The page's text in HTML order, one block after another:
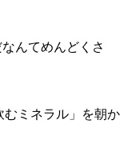
んてめんどくさ
ミネラル」を朝か